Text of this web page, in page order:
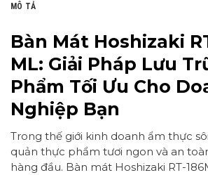
MÔ TẢ
Bàn Mát Hoshizaki
ML: Giải Pháp Lưu
Phẩm Tối Ưu Cho
Nghiệp Bạn
Trong thế giới kinh doanh ẩm thực
quản thực phẩm tươi ngon và an
hàng đầu. Bàn mát Hoshizaki RT-